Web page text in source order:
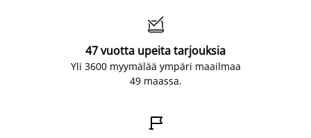

47 vuotta upeita tarjouksia
Yli 3600 myymälää ympäri maailmaa
49 maassa.
